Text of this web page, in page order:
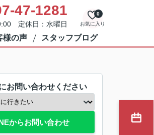
47-1281
定休日：水曜日 お気に入り
0
様の声 スタッフブログ
お問い合わせください
からお問い合わせ